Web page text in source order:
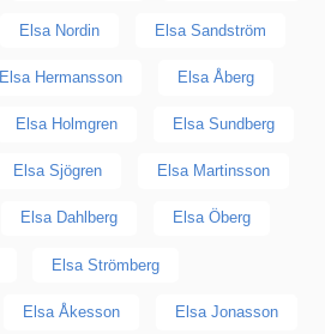
Elsa Nordin Elsa Sandström
Elsa Hermansson Elsa Åberg
Elsa Holmgren Elsa Sundberg
Elsa Sjögren Elsa Martinsson
Elsa Dahlberg Elsa Öberg
Elsa Strömberg
Elsa Åkesson Elsa Jonasson